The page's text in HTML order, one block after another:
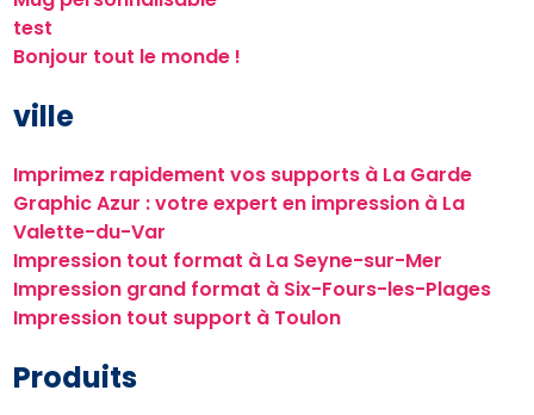
test
Bonjour tout le monde !
ville
Imprimez rapidement vos supports à La Garde
Graphic Azur : votre expert en impression à La
Valette-du-Var
Impression tout format à La Seyne-sur-Mer
Impression grand format à Six-Fours-les-Plages
Impression tout support à Toulon
Produits